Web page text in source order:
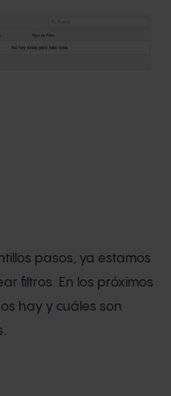
pasos, ya estamos
filtros. En los próximos
hay y cuáles son